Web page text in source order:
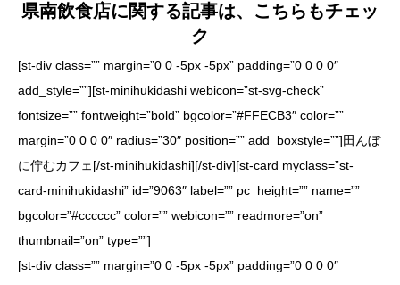
県南飲食店に関する記事は、こちらもチェッ
ク
[st-div class=”” margin=”0 0 -5px -5px” padding=”0 0 0 0″
add_style=””][st-minihukidashi webicon=”st-svg-check”
fontsize=”” fontweight=”bold” bgcolor=”#FFECB3″ color=””
margin=”0 0 0 0″ radius=”30″ position=”” add_boxstyle=””]田んぼ
に佇むカフェ[/st-minihukidashi][/st-div][st-card myclass=”st-
card-minihukidashi” id=”9063″ label=”” pc_height=”” name=””
bgcolor=”#cccccc” color=”” webicon=”” readmore=”on”
thumbnail=”on” type=””]
[st-div class=”” margin=”0 0 -5px -5px” padding=”0 0 0 0″